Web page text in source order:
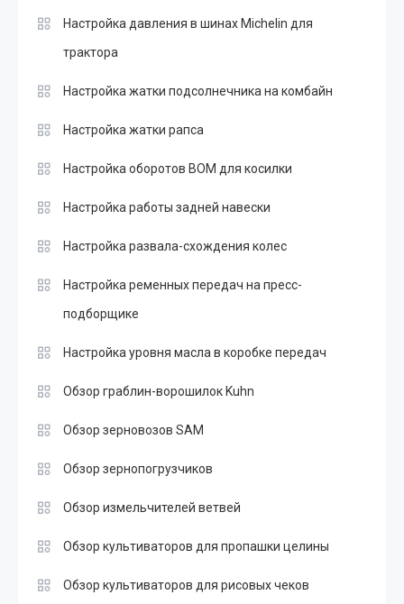
Настройка давления в шинах Michelin для
трактора
Настройка жатки подсолнечника на комбайн
Настройка жатки рапса
Настройка оборотов ВОМ для косилки
Настройка работы задней навески
Настройка развала-схождения колес
Настройка ременных передач на пресс-
подборщике
Настройка уровня масла в коробке передач
Обзор граблин-ворошилок Kuhn
Обзор зерновозов SAM
Обзор зернопогрузчиков
Обзор измельчителей ветвей
Обзор культиваторов для пропашки целины
Обзор культиваторов для рисовых чеков